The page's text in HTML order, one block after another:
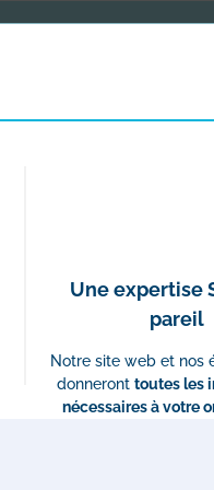
Une expertise
pareil
Notre site web et nos
donneront toutes les
nécessaires à votre